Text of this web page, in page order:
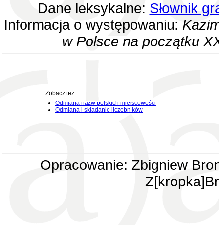
Dane leksykalne: Słownik
Informacja o występowaniu:
w Polsce na początku
Zobacz też:
Odmiana nazw polskich miejscowości
Odmiana i składanie liczebników
Opracowanie: Zbigniew